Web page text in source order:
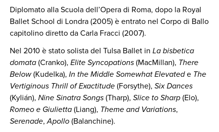
Diplomato alla Scuola dell’Opera di Roma, dopo la Royal
Ballet School di Londra (2005) è entrato nel Corpo di Ballo
capitolino diretto da Carla Fracci (2007).
Nel 2010 è stato solista del Tulsa Ballet in La bisbetica
domata(Cranko), Elite Syncopations(MacMillan), There
Below(Kudelka), In the Middle Somewhat Elevatede The
Vertiginous Thrill of Exactitude(Forsythe), Six Dances
(Kylián), Nine Sinatra Songs(Tharp), Slice to Sharp(Elo),
Romeo e Giulietta(Liang), Theme and Variations,
Serenade,Apollo(Balanchine).